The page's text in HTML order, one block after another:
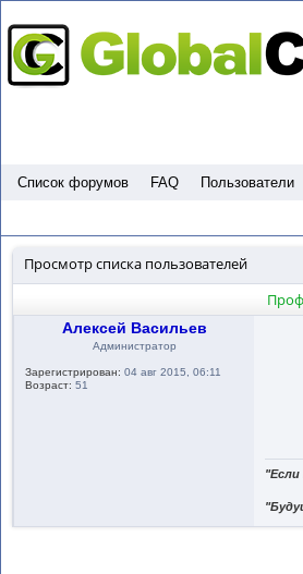
Список форумов FAQ Пользователи
Просмотр списка пользователей
Алексей Васильев
Администратор
Зарегистрирован: 04 авг 2015, 06:11
Возраст: 51